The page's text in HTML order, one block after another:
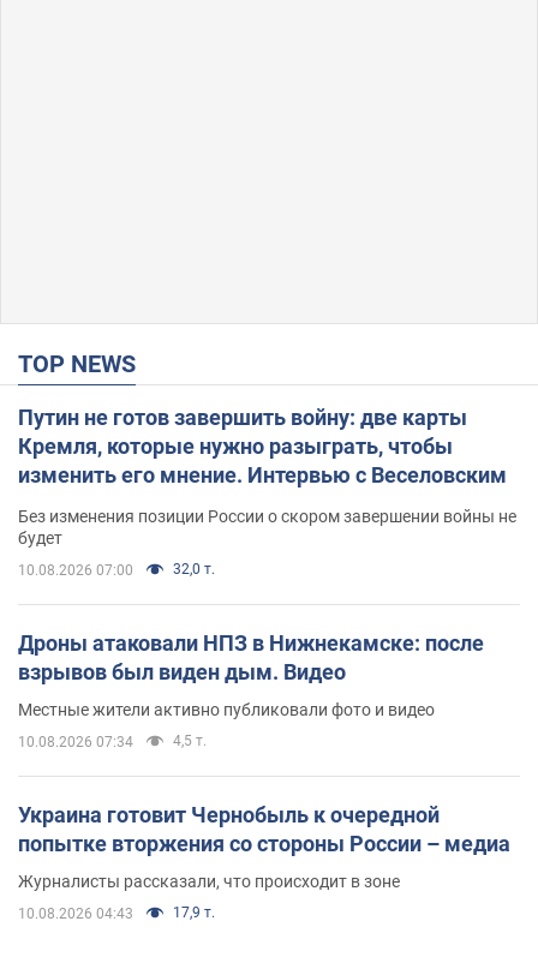
TOP NEWS
Путин не готов завершить войну: две карты
Кремля, которые нужно разыграть, чтобы
изменить его мнение. Интервью с Веселовским
Без изменения позиции России о скором завершении войны не
будет
10.08.2026 07:00 32,0 т.
Дроны атаковали НПЗ в Нижнекамске: после
взрывов был виден дым. Видео
Местные жители активно публиковали фото и видео
10.08.2026 07:34 4,5 т.
Украина готовит Чернобыль к очередной
попытке вторжения со стороны России – медиа
Журналисты рассказали, что происходит в зоне
10.08.2026 04:43 17,9 т.